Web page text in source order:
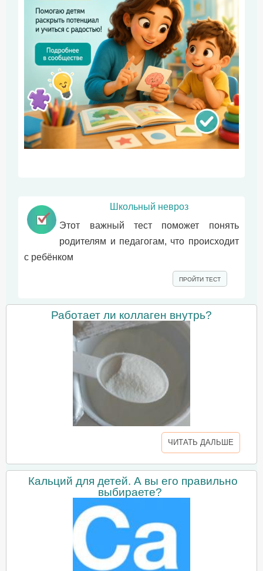
Школьный невроз
Этот важный тест поможет понять
родителям и педагогам, что происходит
с ребёнком
ПРОЙТИ ТЕСТ
Работает ли коллаген внутрь?
ЧИТАТЬ ДАЛЬШЕ
Кальций для детей. А вы его правильно
выбираете?